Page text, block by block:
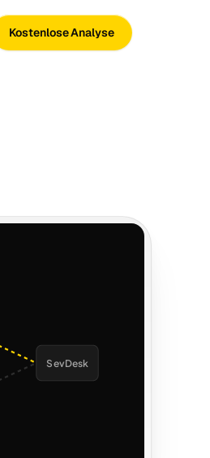
Kostenlose Analyse
SevDesk